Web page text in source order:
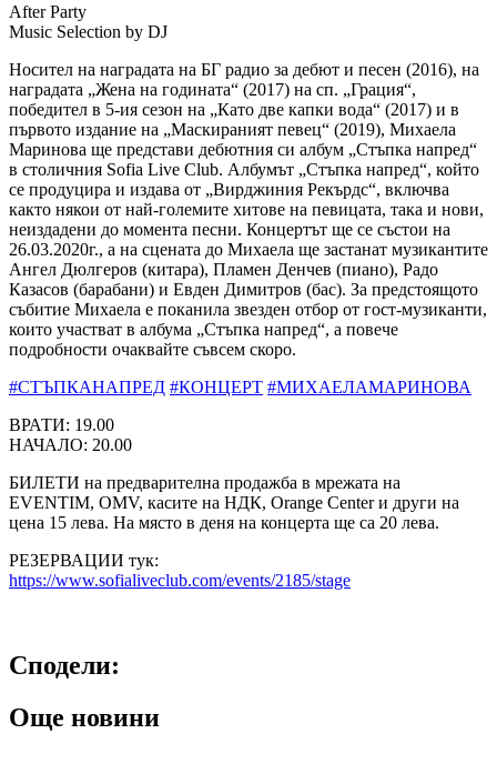
After Party
Music Selection by DJ
Носител на наградата на БГ радио за дебют и песен (2016), на
наградата „Жена на годината“ (2017) на сп. „Грация“,
победител в 5-ия сезон на „Като две капки вода“ (2017) и в
първото издание на „Маскираният певец“ (2019), Михаела
Маринова ще представи дебютния си албум „Стъпка напред“
в столичния Sofia Live Club. Албумът „Стъпка напред“, който
се продуцира и издава от „Вирджиния Рекърдс“, включва
както някои от най-големите хитове на певицата, така и нови,
неиздадени до момента песни. Концертът ще се състои на
26.03.2020г., а на сцената до Михаела ще застанат музикантите
Ангел Дюлгеров (китара), Пламен Денчев (пиано), Радо
Казасов (барабани) и Евден Димитров (бас). За предстоящото
събитие Михаела е поканила звезден отбор от гост-музиканти,
които участват в албума „Стъпка напред“, а повече
подробности очаквайте съвсем скоро.
#СТЪПКАНАПРЕД #КОНЦЕРТ #МИХАЕЛАМАРИНОВА
ВРАТИ: 19.00
НАЧАЛО: 20.00
БИЛЕТИ на предварителна продажба в мрежата на
EVENTIM, OMV, касите на НДК, Orange Center и други на
цена 15 лева. На място в деня на концерта ще са 20 лева.
РЕЗЕРВАЦИИ тук:
https://www.sofialiveclub.com/events/2185/stage
Сподели:
Още новини